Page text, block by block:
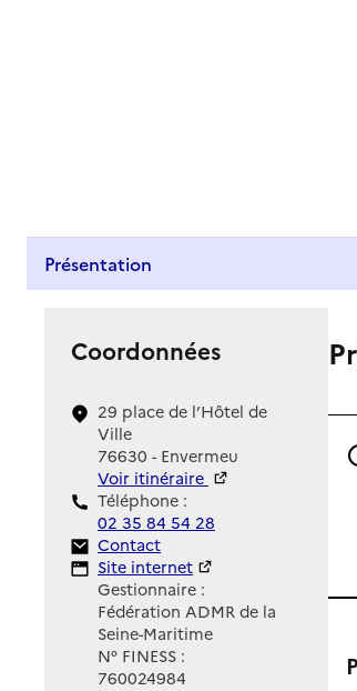
Présentation
Coordonnées
29 place de l’Hôtel de
Ville
76630 - Envermeu
Voir itinéraire
Téléphone :
02 35 84 54 28
Contact
Contact
Site Internet
Site internet
Gestionnaire :
Fédération ADMR de la
Seine-Maritime
N° FINESS :
760024984